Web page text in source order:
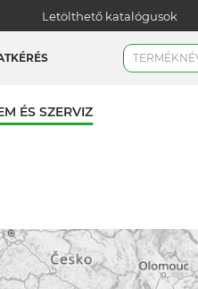
Letölthető katalógusok
ÉS SZERVIZ